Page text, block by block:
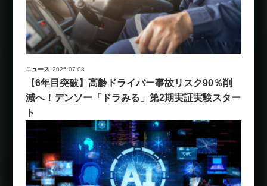
ニュース 2025.07.08
【6年目突破】高齢ドライバー事故リスク90％削
減へ！デンソー「ドラみる」第2期実証実験スター
ト